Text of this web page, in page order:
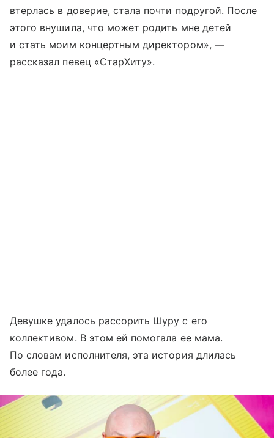
втерлась в доверие, стала почти подругой. После
этого внушила, что может родить мне детей
и стать моим концертным директором», —
рассказал певец «СтарХиту».
Девушке удалось рассорить Шуру с его
коллективом. В этом ей помогала ее мама.
По словам исполнителя, эта история длилась
более года.